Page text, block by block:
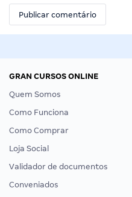
GRAN CURSOS ONLINE
Quem Somos
Como Funciona
Como Comprar
Loja Social
Validador de documentos
Conveniados